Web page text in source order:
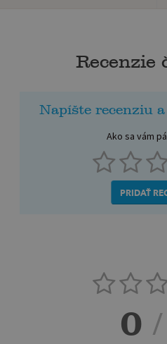
Recenzie
Napíšte recenziu
Ako sa vám
PRIDAŤ
0